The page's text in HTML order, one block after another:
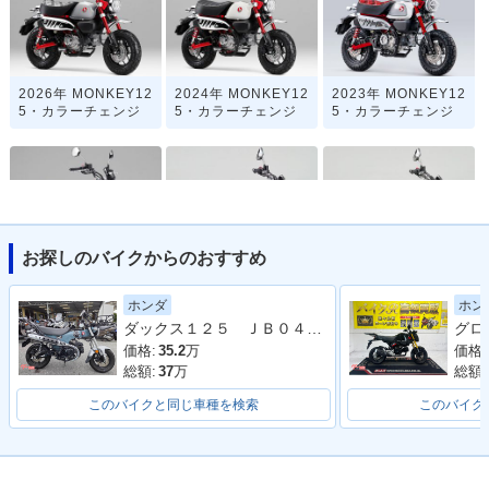
2026年 MONKEY12
5・カラーチェンジ
2024年 MONKEY12
5・カラーチェンジ
2023年 MONKEY12
5・カラーチェンジ
5・フルモデルチェ
ンジ
お探しのバイクからのおすすめ
ホンダ
ダックス１２５ ＪＢ０４型 ワンオーナー フロントカゴ ＡＢＳ ＬＥＤ 整備 保証 自賠責保険
価格: 35.2万
総額: 37万
このバイクと同じ車種を検索
ホン
価格:
総額:
このバイク